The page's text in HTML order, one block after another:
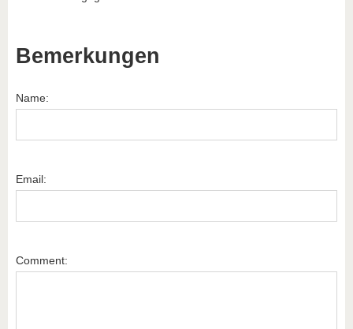
Bemerkungen
Name:
Email:
Comment: